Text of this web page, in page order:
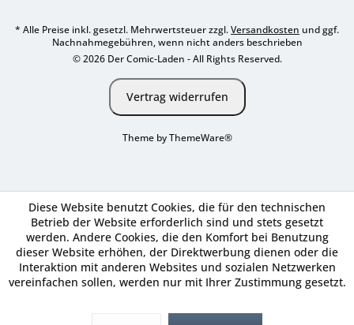
* Alle Preise inkl. gesetzl. Mehrwertsteuer zzgl.Versandkosten und ggf.
Nachnahmegebühren, wenn nicht anders beschrieben
© 2026 Der Comic-Laden - All Rights Reserved.
Vertrag widerrufen
Theme byThemeWare®
Diese Website benutzt Cookies, die für den technischen
Betrieb der Website erforderlich sind und stets gesetzt
werden. Andere Cookies, die den Komfort bei Benutzung
dieser Website erhöhen, der Direktwerbung dienen oder die
Interaktion mit anderen Websites und sozialen Netzwerken
vereinfachen sollen, werden nur mit Ihrer Zustimmung gesetzt.